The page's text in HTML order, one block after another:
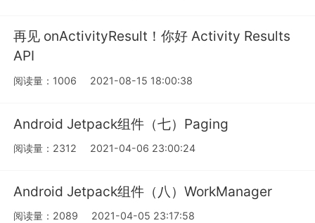
再见 onActivityResult！你好 Activity Results
API
阅读量：1006 2021-08-15 18:00:38
Android Jetpack组件（七）Paging
阅读量：2312 2021-04-06 23:00:24
Android Jetpack组件（八）WorkManager
阅读量：2089 2021-04-05 23:17:58